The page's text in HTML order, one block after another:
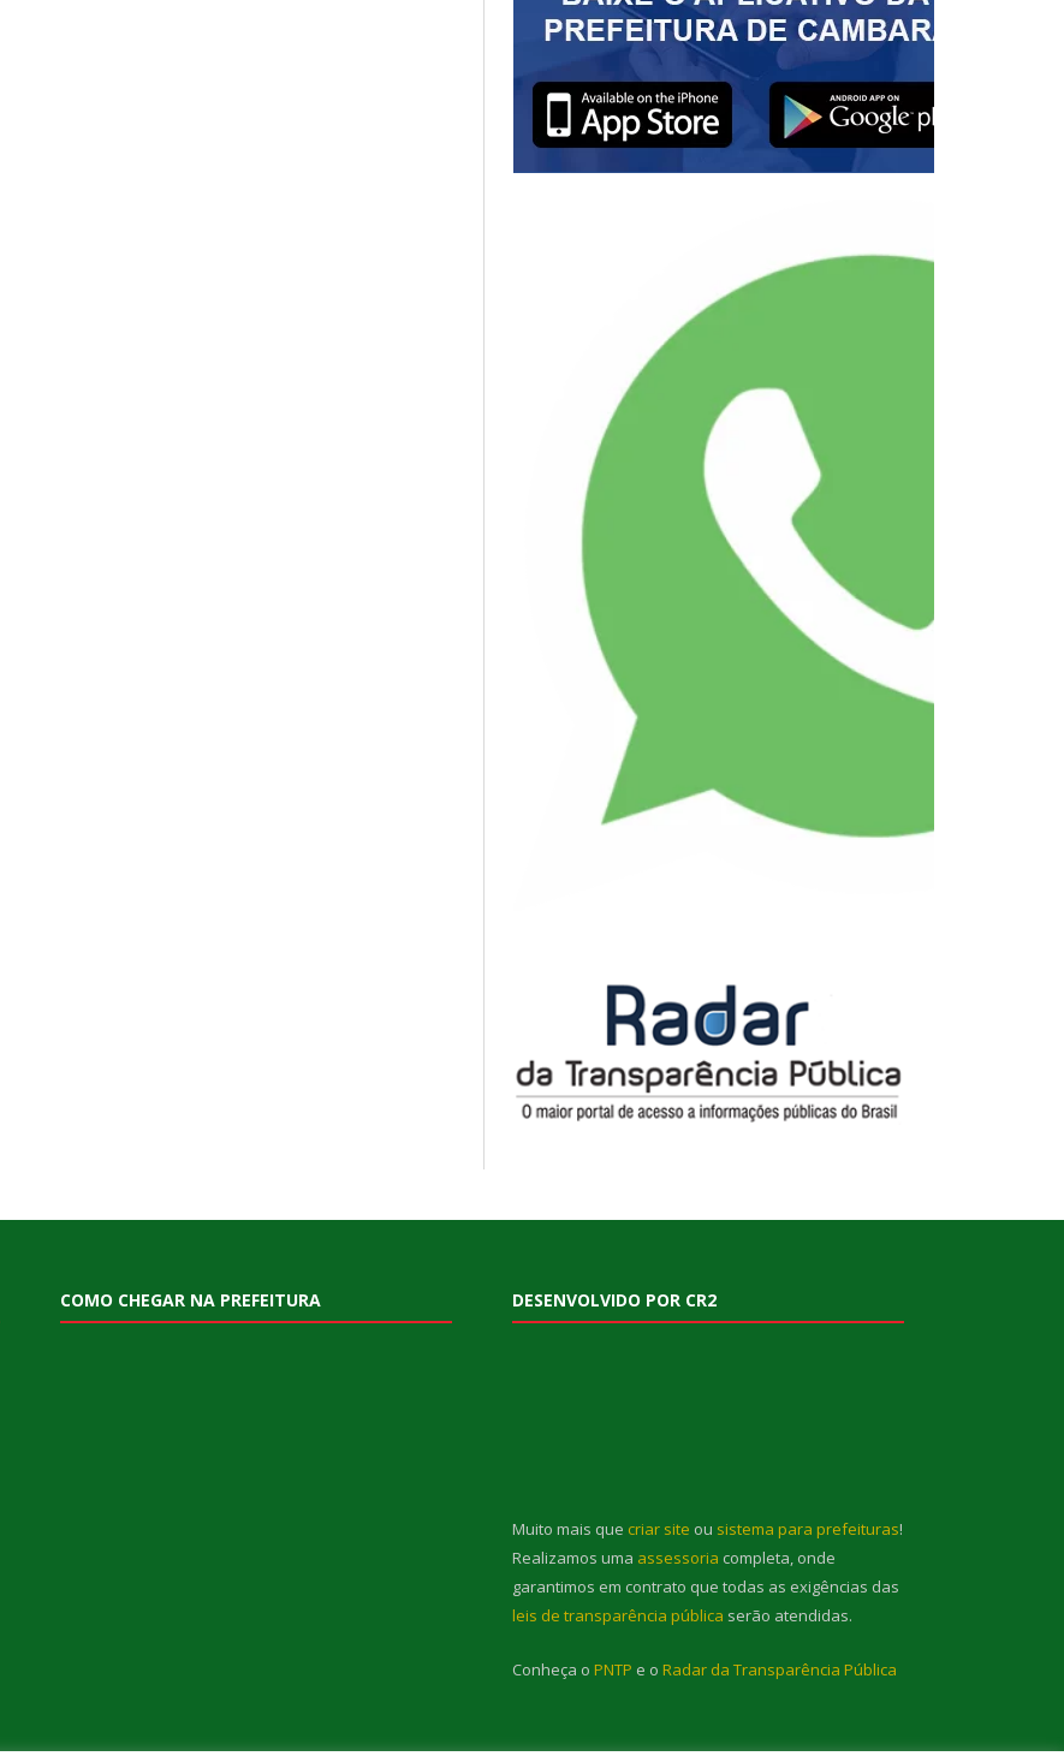
COMO CHEGAR NA PREFEITURA DESENVOLVIDO POR CR2
Muito mais que criar site ou sistema para prefeituras!
Realizamos uma assessoria completa, onde
garantimos em contrato que todas as exigências das
leis de transparência pública serão atendidas.
Conheça o PNTP e o Radar da Transparência Pública